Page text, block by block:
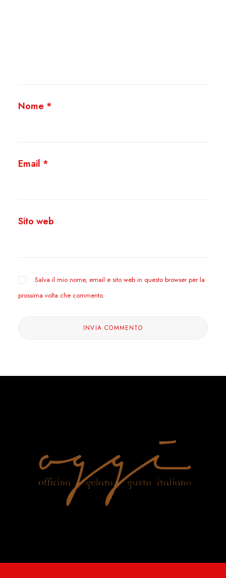
Nome *
Email *
Sito web
Salva il mio nome, email e sito web in questo browser per la
prossima volta che commento.